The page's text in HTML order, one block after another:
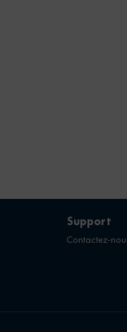
Support
Contactez-